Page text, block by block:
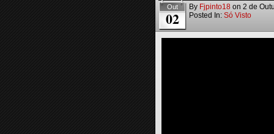
Out
02
By Fjpinto18 on 2 de
Posted In: Só Visto